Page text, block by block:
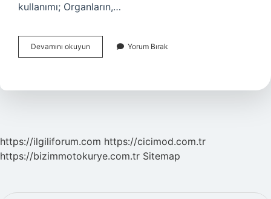
kullanımı; Organların,…
Devamını okuyun Tomografide
Tümör
Yorum Bırak
https://ilgiliforum.com https://cicimod.com.tr
https://bizimmotokurye.com.tr Sitemap